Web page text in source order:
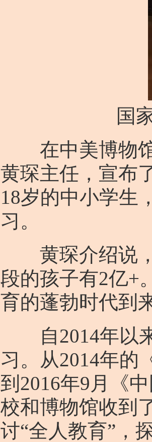
国
在中美博物馆
黄琛主任，宣布
18岁的中小学生
习。
黄琛介绍说，
段的孩子有2亿+
育的蓬勃时代到
自2014年以来
习。从2014年的
到2016年9月《
校和博物馆收到
讨“全人教育”，